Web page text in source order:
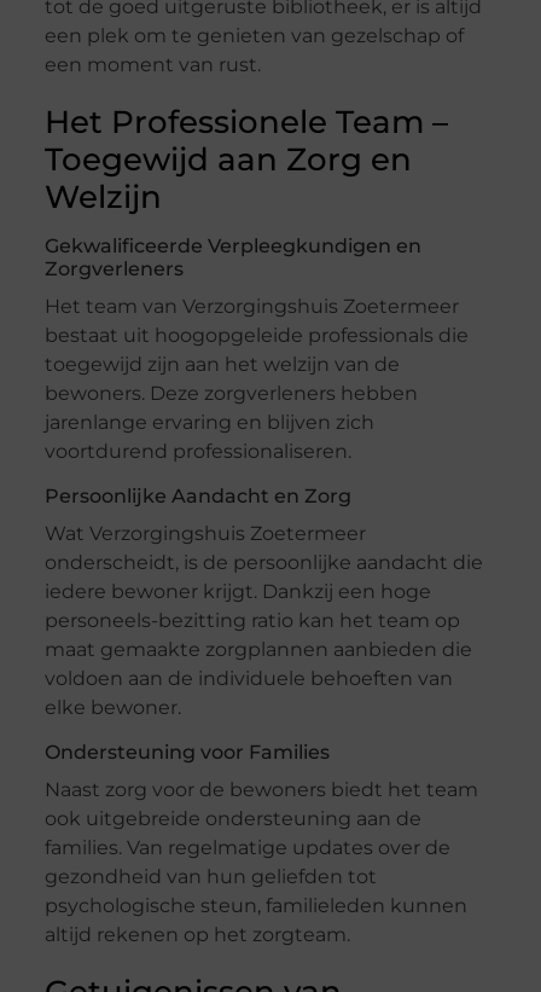
tot de goed uitgeruste bibliotheek, er is altijd
een plek om te genieten van gezelschap of
een moment van rust.
Het Professionele Team –
Toegewijd aan Zorg en
Welzijn
Gekwalificeerde Verpleegkundigen en
Zorgverleners
Het team van Verzorgingshuis Zoetermeer
bestaat uit hoogopgeleide professionals die
toegewijd zijn aan het welzijn van de
bewoners. Deze zorgverleners hebben
jarenlange ervaring en blijven zich
voortdurend professionaliseren.
Persoonlijke Aandacht en Zorg
Wat Verzorgingshuis Zoetermeer
onderscheidt, is de persoonlijke aandacht die
iedere bewoner krijgt. Dankzij een hoge
personeels-bezitting ratio kan het team op
maat gemaakte zorgplannen aanbieden die
voldoen aan de individuele behoeften van
elke bewoner.
Ondersteuning voor Families
Naast zorg voor de bewoners biedt het team
ook uitgebreide ondersteuning aan de
families. Van regelmatige updates over de
gezondheid van hun geliefden tot
psychologische steun, familieleden kunnen
altijd rekenen op het zorgteam.